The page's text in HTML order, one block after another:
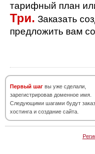
тарифный план
Три. Заказать
предложить вам
Первый шаг вы уже сделали,
зарегистрировав доменное имя.
Следующими шагами будут заказ
хостинга и создание сайта.